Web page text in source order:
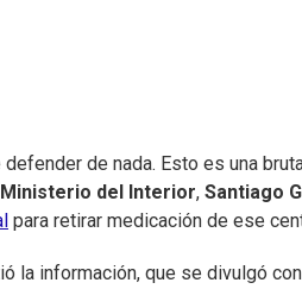
defender de nada. Esto es una
del Interior, Santiago
para retirar medicación de ese
la información, que se divulgó